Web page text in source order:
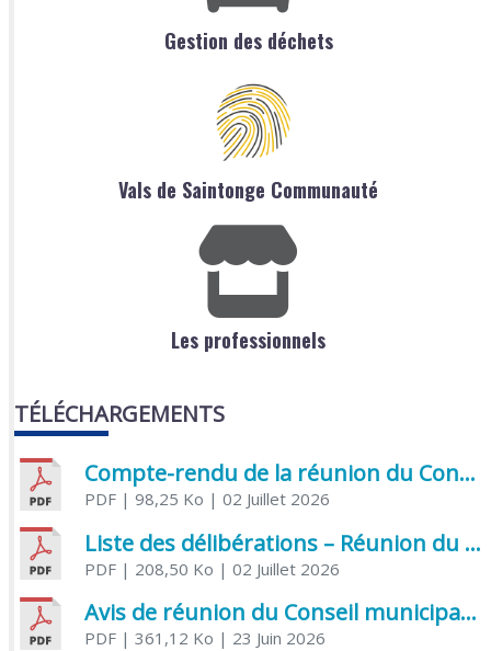
Gestion des déchets
Vals de Saintonge Communauté
Les professionnels
TÉLÉCHARGEMENTS
Compte-rendu de la réunion du Conseil municipal du 05 juin 2026
PDF| 98,25 Ko | 02 Juillet 2026
Liste des délibérations – Réunion du Conseil municipal du 1er juillet 2026
PDF| 208,50 Ko | 02 Juillet 2026
Avis de réunion du Conseil municipal du 1er juillet 2026
PDF| 361,12 Ko | 23 Juin 2026